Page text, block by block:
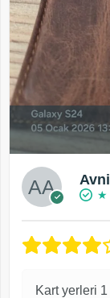
★
Kart yerleri